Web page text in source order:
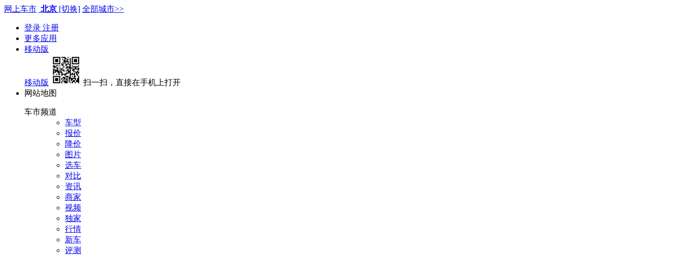
网上车市 北京 [切换] 全部城市>>
登录 注册
更多应用
移动版
移动版
扫一扫，直接在手机上打开
网站地图
车市频道
车型
报价
降价
图片
选车
对比
资讯
商家
视频
独家
行情
新车
评测